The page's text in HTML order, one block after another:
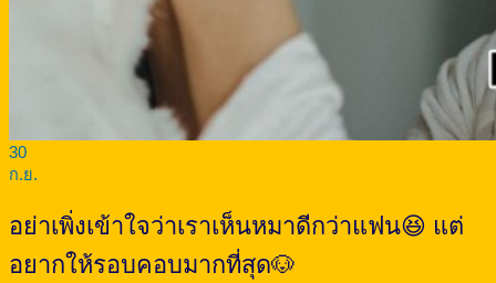
30
ก.ย.
อย่าเพิ่งเข้าใจว่าเราเห็นหมาดีกว่าแฟน😆 แต่
อยากให้รอบคอบมากที่สุด🐶